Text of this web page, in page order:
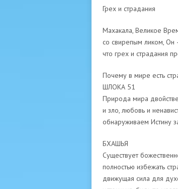
Грех и страдания
Махакала, Великое
со свирепым ликом,
что грех и страдания
Почему в мире есть
ШЛОКА 51
Природа мира
и зло, любовь и
обнаруживаем Истину
БХАШЬЯ
Существует
полностью избежать
движущая сила для